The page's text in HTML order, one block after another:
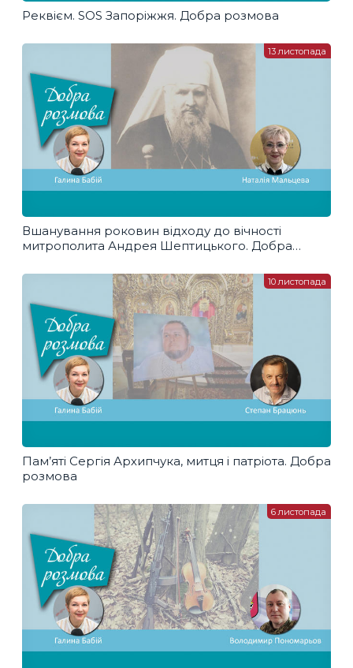
Реквієм. SOS Запоріжжя. Добра розмова
Вшанування роковин відходу до вічності
митрополита Андрея Шептицького. Добра
13 листопада
Пам’яті Сергія Архипчука, митця і патріота. Добра
розмова
10 листопада
6 листопада